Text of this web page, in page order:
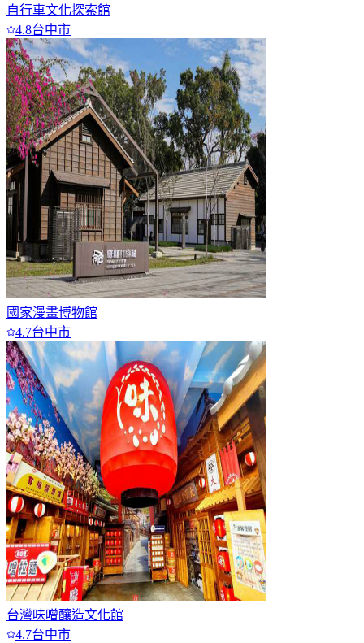
自行車文化探索館
4.8台中市
國家漫畫博物館
4.7台中市
台灣味噌釀造文化館
4.7台中市